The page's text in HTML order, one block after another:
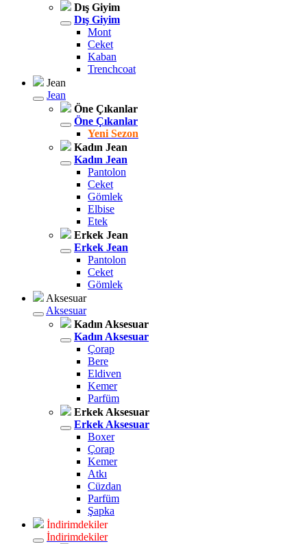
Dış Giyim
Dış Giyim
Mont
Ceket
Kaban
Trenchcoat
Jean
Jean
Öne Çıkanlar
Öne Çıkanlar
Yeni Sezon
Kadın Jean
Kadın Jean
Pantolon
Ceket
Gömlek
Elbise
Etek
Erkek Jean
Erkek Jean
Pantolon
Ceket
Gömlek
Aksesuar
Aksesuar
Kadın Aksesuar
Kadın Aksesuar
Çorap
Bere
Eldiven
Kemer
Parfüm
Erkek Aksesuar
Erkek Aksesuar
Boxer
Çorap
Kemer
Atkı
Cüzdan
Parfüm
Şapka
İndirimdekiler
İndirimdekiler